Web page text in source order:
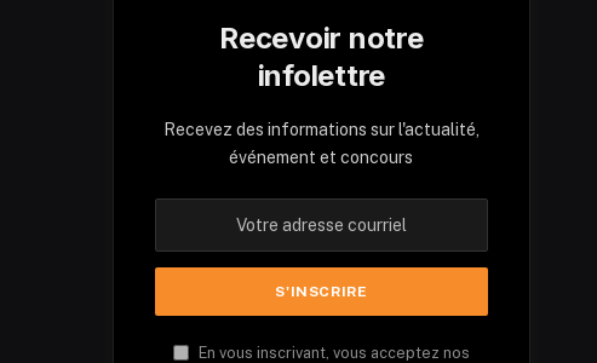
Recevoir notre
infolettre
Recevez des informations sur l'actualité,
événement et concours
En vous inscrivant, vous acceptez nos